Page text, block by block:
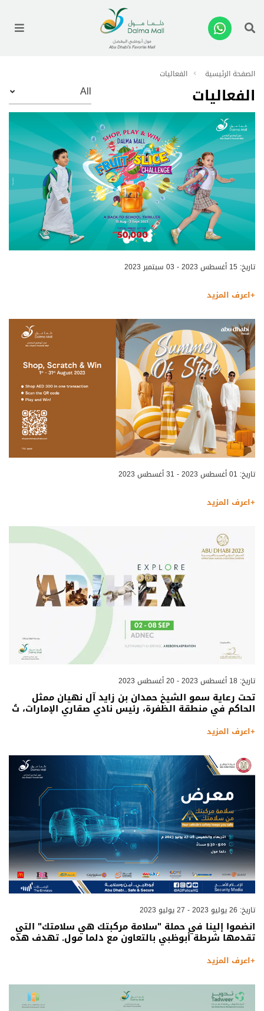
الصفحة الرئيسية الفعاليات
الفعاليات
تاريخ: 15 أغسطس 2023 - 03 سبتمبر 2023
+اعرف المزيد
تاريخ: 01 أغسطس 2023 - 31 أغسطس 2023
+اعرف المزيد
تاريخ: 18 أغسطس 2023 - 20 أغسطس 2023
تحت رعاية سمو الشيخ حمدان بن زايد آل نهيان ممثل
الحاكم في منطقة الظفرة، رئيس نادي صقاري الإمارات، تُ
+اعرف المزيد
تاريخ: 26 يوليو 2023 - 27 يوليو 2023
انضموا إلينا في حملة "سلامة مركبتك هي سلامتك" التي
تقدمها شرطة أبوظبي بالتعاون مع دلما مول. تهدف هذه
+اعرف المزيد